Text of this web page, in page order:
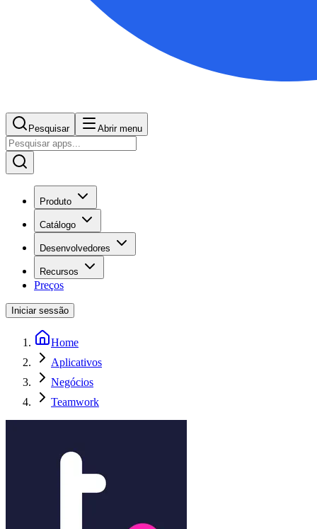
Pesquisar Abrir menu
Produto
Catálogo
Desenvolvedores
Recursos
Preços
Iniciar sessão
Home
Aplicativos
Negócios
Teamwork